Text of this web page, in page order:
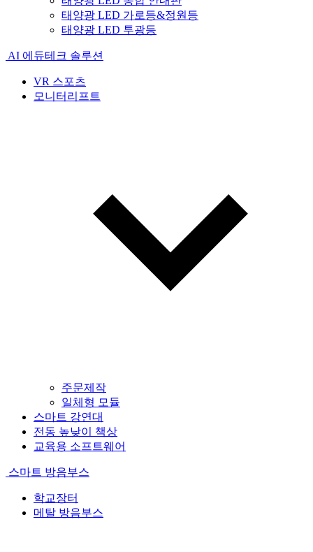
태양광 LED 가로등&정원등
태양광 LED 투광등
AI 에듀테크 솔루션
VR 스포츠
모니터리프트
주문제작
일체형 모듈
스마트 강연대
전동 높낮이 책상
교육용 소프트웨어
스마트 방음부스
학교장터
메탈 방음부스